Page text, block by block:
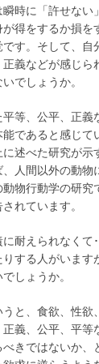
時に「許せない
得をするか損を
す。そして、自
義などが感じら
でしょうか。
等、公平、正義
能であると感じて
述べた研究が示
人間以外の動物
物行動学の研究
れています。
耐えられなくて
りする人がいます
しょうか。
と、食欲、性欲
正義、公平、平等
きではないか、